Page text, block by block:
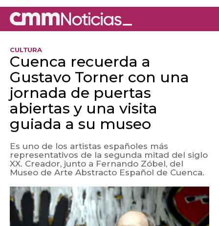
CULTURA
Cuenca recuerda a
Gustavo Torner con una
jornada de puertas
abiertas y una visita
guiada a su museo
Es uno de los artistas españoles más
representativos de la segunda mitad del siglo
XX. Creador, junto a Fernando Zóbel, del
Museo de Arte Abstracto Español de Cuenca.